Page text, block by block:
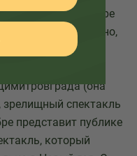
в репертуаре
бессмертный, но,
Сейчас в
постановок.
(она
зрелищный спектакль
представит публике
который